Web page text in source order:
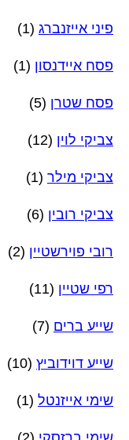
פיני אייזנברג (1)
פסח איידנסון (1)
פסח שטרן (5)
צביקי לוין (12)
צביקי מילר (1)
צביקי רובין (6)
רובי פוירשטיין (2)
רפי שטיין (11)
שייע ברים (7)
שייע דוידוביץ (10)
שימי אייזנטל (1)